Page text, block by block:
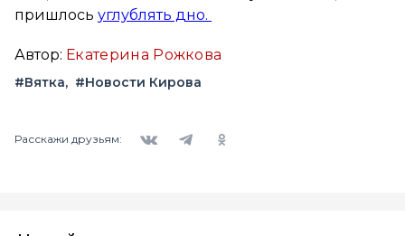
пришлось углублять дно.
Автор: Екатерина Рожкова
#Вятка #Новости Кирова
Расскажи друзьям: